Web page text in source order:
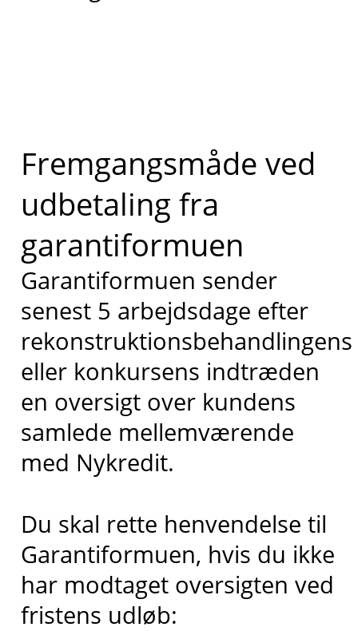
Fremgangsmåde ved
udbetaling fra
garantiformuen
Garantiformuen sender
senest 5 arbejdsdage efter
rekonstruktionsbehandlingens
eller konkursens indtræden
en oversigt over kundens
samlede mellemværende
med Nykredit.
Du skal rette henvendelse til
Garantiformuen, hvis du ikke
har modtaget oversigten ved
fristens udløb: